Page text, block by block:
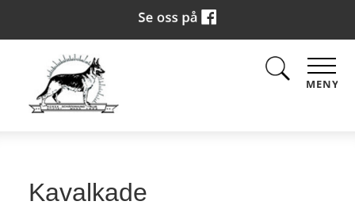
MENY
Kavalkade